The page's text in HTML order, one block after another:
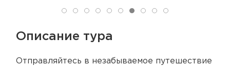
Описание тура
Отправляйтесь в незабываемое путешествие